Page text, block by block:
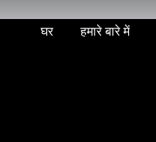
घर हमारे बारे में